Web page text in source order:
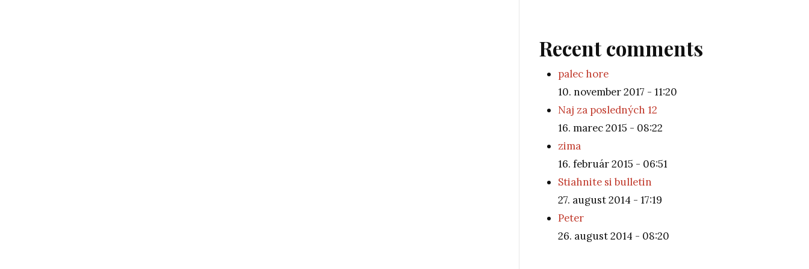
Recent comments
palec hore
10. november 2017 - 11:20
Naj za posledných 12
16. marec 2015 - 08:22
zima
16. február 2015 - 06:51
Stiahnite si bulletin
27. august 2014 - 17:19
Peter
26. august 2014 - 08:20